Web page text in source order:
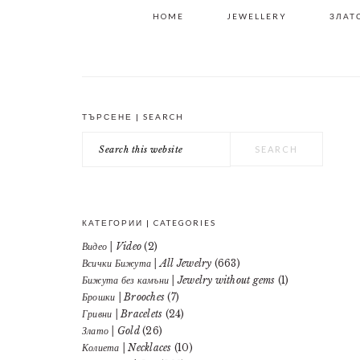
HOME JEWELLERY
PRIMARY
SIDEBAR
ТЪРСЕНЕ | SEARCH
this
КАТЕГОРИИ | CATEGORIES
Видео | Video (2)
Всички Бижута | All Jewelry (663)
Бижута без камъни | Jewelry without gems (1)
Брошки | Brooches (7)
Гривни | Bracelets (24)
Злато | Gold(26)
Колиета | Necklaces (10)